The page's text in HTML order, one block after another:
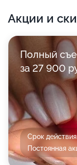
Акции и
Полный
за 27 900
Срок действия
Постоянная